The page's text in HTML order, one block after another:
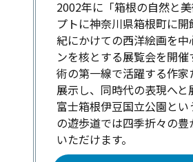
2002年に「箱根の自然と
プトに神奈川県箱根町に
紀にかけての西洋絵画を中
ンを核とする展覧会を開
術の第一線で活躍する作家
展示し、同時代の表現へと
富士箱根伊豆国立公園と
の遊歩道では四季折々の
いただけます。